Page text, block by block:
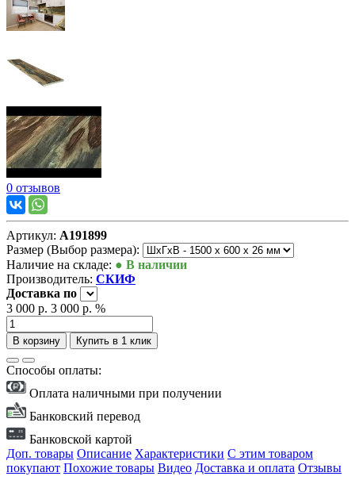
0 отзывов
Артикул: А191899
Размер (Выбор размера):
Наличие на складе: ● В наличии
Производитель: СКИФ
Доставка по
3 000 р. 3 000 р. %
В корзину Купить в 1 клик
Способы оплаты:
Оплата наличными при получении
Банковский перевод
Банковской картой
Доп. товары Описание Характеристики С этим товаром
покупают Похожие товары Видео Доставка и оплата Отзывы